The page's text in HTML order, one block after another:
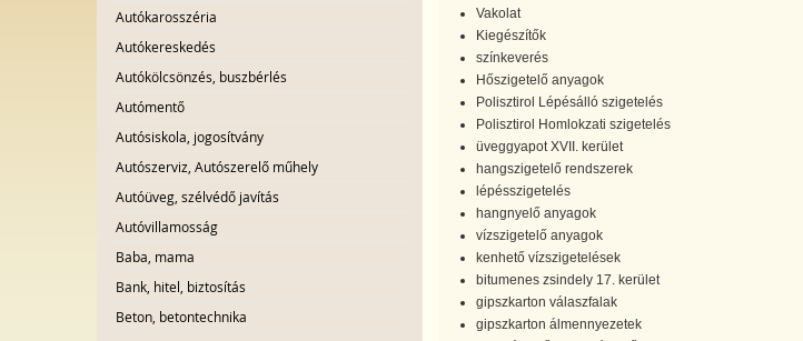
Autókarosszéria
Autókereskedés
Autókölcsönzés, buszbérlés
Autómentő
Autósiskola, jogosítvány
Autószerviz, Autószerelő műhely
Autóüveg, szélvédő javítás
Autóvillamosság
Baba, mama
Bank, hitel, biztosítás
Beton, betontechnika
Vakolat
Kiegészítők
színkeverés
Hőszigetelő anyagok
Polisztirol Lépésálló szigetelés
Polisztirol Homlokzati szigetelés
üveggyapot XVII. kerület
hangszigetelő rendszerek
lépésszigetelés
hangnyelő anyagok
vízszigetelő anyagok
kenhető vízszigetelések
bitumenes zsindely 17. kerület
gipszkarton válaszfalak
gipszkarton álmennyezetek